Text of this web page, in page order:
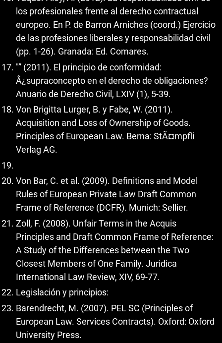
los profesionales frente al derecho contractual
europeo. En P. de Barron Arniches (coord.) Ejercicio
de las profesiones liberales y responsabilidad civil
(pp. 1-26). Granada: Ed. Comares.
"” (2011). El principio de conformidad:
Â¿supraconcepto en el derecho de obligaciones?
Anuario de Derecho Civil, LXIV (1), 5-39.
Von Brigitta Lurger, B. y Fabe, W. (2011).
Acquisition and Loss of Ownership of Goods.
Principles of European Law. Berna: StÃ¤mpfli
Verlag AG.
Von Bar, C. et al. (2009). Definitions and Model
Rules of European Private Law Draft Common
Frame of Reference (DCFR). Munich: Sellier.
Zoll, F. (2008). Unfair Terms in the Acquis
Principles and Draft Common Frame of Reference:
A Study of the Differences between the Two
Closest Members of One Family. Juridica
International Law Review, XIV, 69-77.
Legislación y principios:
Barendrecht, M. (2007). PEL SC (Principles of
European Law. Services Contracts). Oxford: Oxford
University Press.